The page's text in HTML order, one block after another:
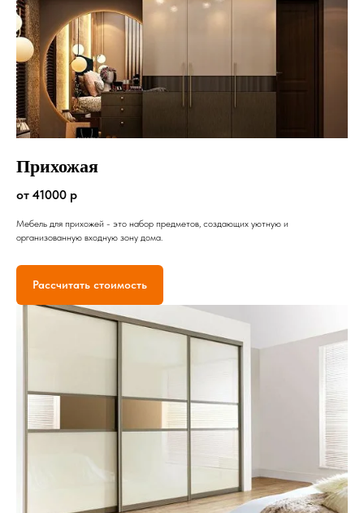
Прихожая
от 41000 р
Мебель для прихожей - это набор предметов, создающих уютную и
организованную входную зону дома.
Рассчитать стоимость